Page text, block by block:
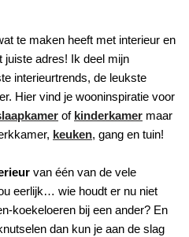
te maken heeft met interieur en
juiste adres! Ik deel mijn
interieurtrends, de leukste
Hier vind je wooninspiratie voor
of kinderkamer maar
keuken, gang en tuin!
van één van de vele
eerlijk… wie houdt er nu niet
koekeloeren bij een ander? En
dan kun je aan de slag